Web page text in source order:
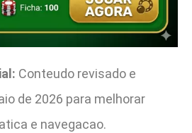
Conteudo revisado e
de 2026 para melhorar
e navegacao.